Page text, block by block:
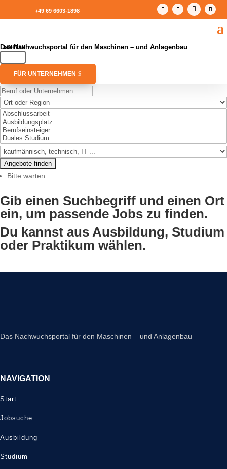
+49 69 6603-1898
Das Nachwuchsportal für den Maschinen – und Anlagenbau
FÜR UNTERNEHMEN
Bitte warten ...
Gib einen Suchbegriff und einen Ort
ein, um passende Jobs zu finden.
Du kannst aus Ausbildung, Studium
oder Praktikum wählen.
Das Nachwuchsportal für den Maschinen – und Anlagenbau
NAVIGATION
Start
Jobsuche
Ausbildung
Studium